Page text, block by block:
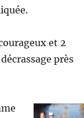
et 2
près